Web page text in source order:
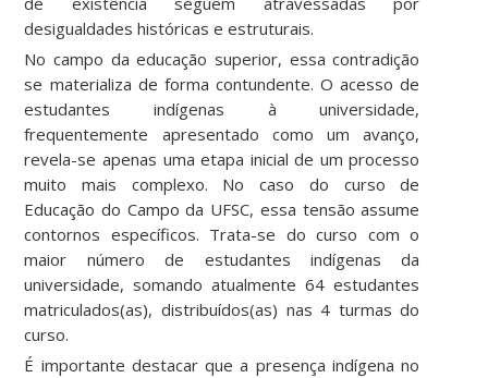
desigualdades históricas e estruturais.
No campo da educação superior, essa contradição
se materializa de forma contundente. O acesso de
estudantes indígenas à universidade,
frequentemente apresentado como um avanço,
revela-se apenas uma etapa inicial de um processo
muito mais complexo. No caso do curso de
Educação do Campo da UFSC, essa tensão assume
contornos específicos. Trata-se do curso com o
maior número de estudantes indígenas da
universidade, somando atualmente 64 estudantes
matriculados(as), distribuídos(as) nas 4 turmas do
curso.
É importante destacar que a presença indígena no